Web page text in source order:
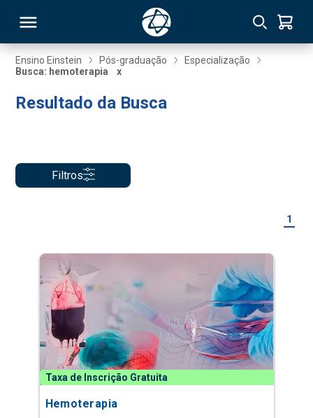
Ensino Einstein Pós-graduação
Especialização
Busca: hemoterapia
x
Resultado da Busca
Filtros
1
Taxa de Inscrição Gratuita
Hemoterapia